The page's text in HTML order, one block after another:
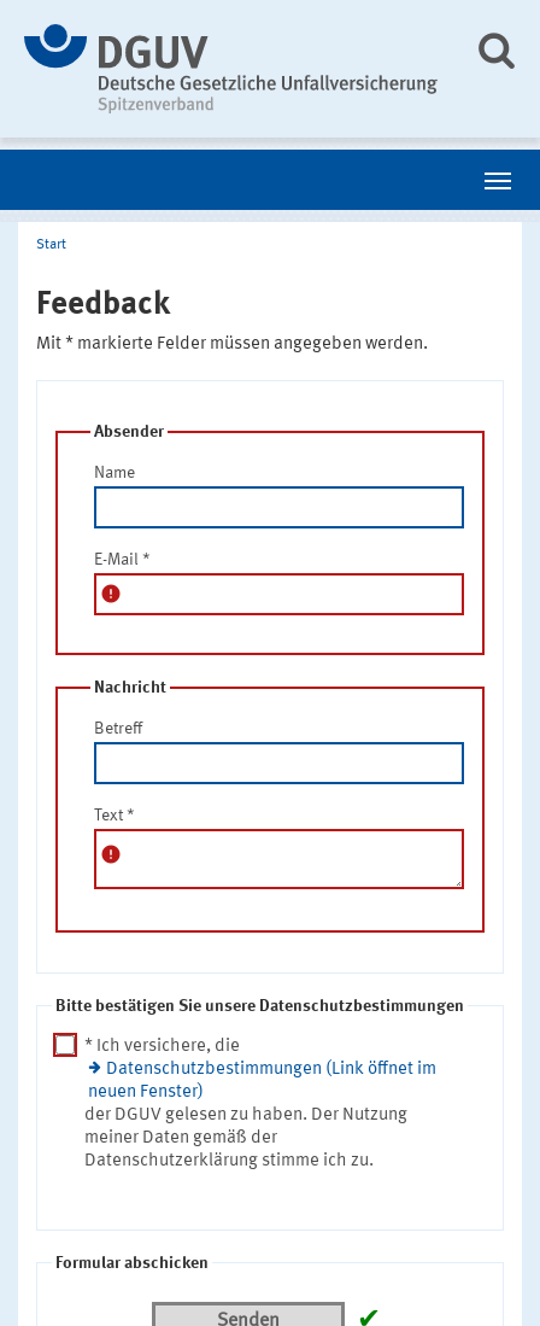
Start
Feedback
Mit * markierte Felder müssen angegeben werden.
Absender
Name
E-Mail *
error
Nachricht
Betreff
Text *
error
Bitte bestätigen Sie unsere Datenschutzbestimmungen
* Ich versichere, die
Datenschutzbestimmungen (Link öffnet im
neuen Fenster)
der DGUV gelesen zu haben. Der Nutzung
meiner Daten gemäß der
Datenschutzerklärung stimme ich zu.
Formular abschicken
Senden